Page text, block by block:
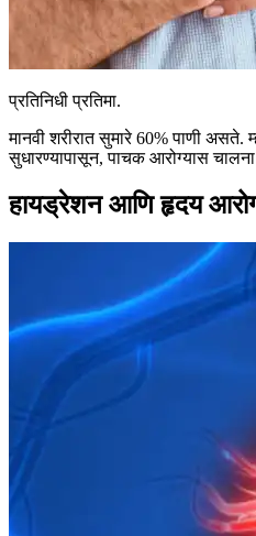
प्रतिनिधी प्रतिमा.
मानवी शरीरात सुमारे 60% पाणी
सुधारण्यापासून, पाचक आरोग्यास
हायड्रेशन आणि हृदय